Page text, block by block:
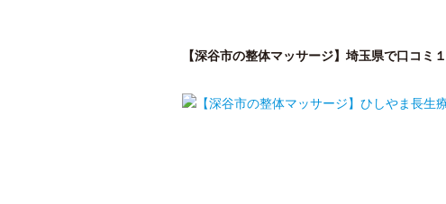
【深谷市の整体マッサージ】埼玉県で口コミ